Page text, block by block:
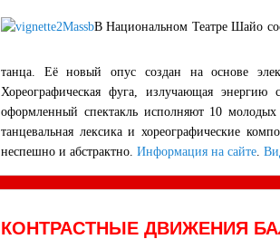
В Национальном Театре Шайо
танца. Её новый опус создан на основе
Хореографическая фуга, излучающая
оформленный спектакль исполняют 10
танцевальная лексика и хореографические
неспешно и абстрактно. Информация на сайте
КОНТРАСТНЫЕ ДВИЖЕНИЯ